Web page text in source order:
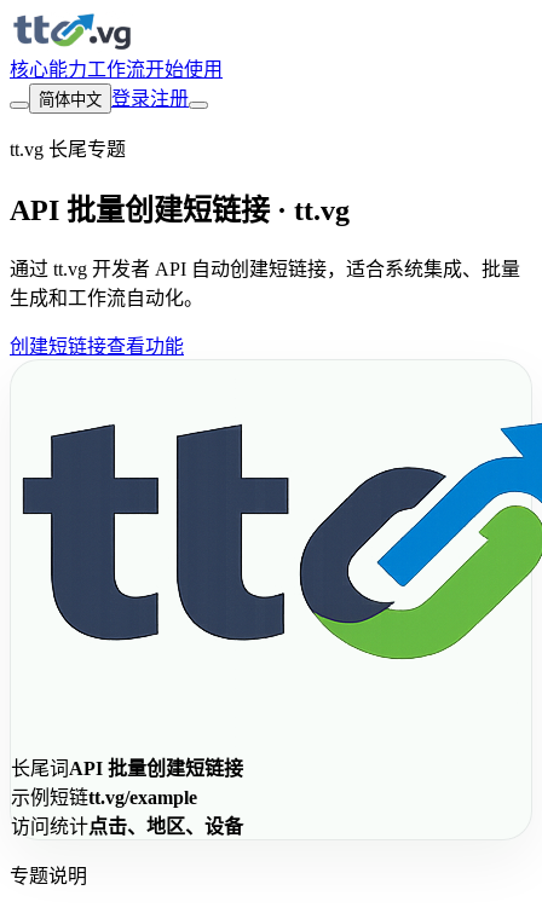
核心能力工作流开始使用
简体中文 登录注册
tt.vg 长尾专题
API 批量创建短链接 · tt.vg
通过 tt.vg 开发者 API 自动创建短链接，适合系统集成、批量
生成和工作流自动化。
创建短链接查看功能
长尾词 API 批量创建短链接
示例短链tt.vg/example
访问统计点击、地区、设备
专题说明